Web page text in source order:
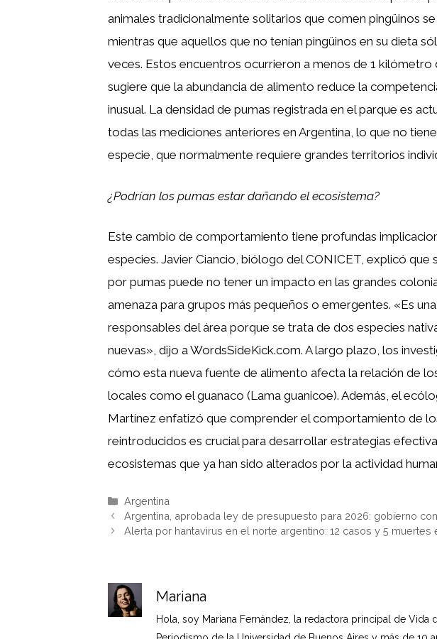
animales tradicionalmente solitarios que comen pingüinos
mientras que aquellos que no tenían pingüinos en su dieta
veces. Estos encuentros ocurrieron a menos de 1 kilómetro
sugiere que la abundancia de alimento reduce la
inusual. La densidad de pumas registrada en el parque es
todas las mediciones anteriores en Argentina, lo que no
especie, que normalmente requiere grandes territorios
¿Podrían los pumas estar dañando el ecosistema?
Este cambio de comportamiento tiene profundas
especies. Javier Ciancio, biólogo del CONICET, explicó que
por pumas puede no tener un impacto en las grandes
amenaza para grupos más pequeños o emergentes. «Es
responsables del área porque se trata de dos especies
nuevas», dijo a WordsSideKick.com. A largo plazo, los
cómo esta nueva fuente de alimento afecta la relación de
locales como el guanaco (Lama guanicoe). Además, el
Martínez enfatizó que comprender el comportamiento de
reintroducidos es crucial para desarrollar estrategias
ecosistemas que ya han sido alterados por la actividad
Categorías
Argentina
Argentina, aprobada ley de presupuesto para 2026: gobierno
Alerta por hantavirus en el norte argentino: 12 casos y 5 muertes
Mariana
Hola, soy Mariana Fernández, la redactora principal de Vida